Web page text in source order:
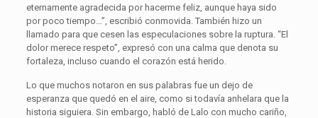
eternamente agradecida por hacerme feliz, aunque haya sido
por poco tiempo…”, escribió conmovida. También hizo un
llamado para que cesen las especulaciones sobre la ruptura. “El
dolor merece respeto”, expresó con una calma que denota su
fortaleza, incluso cuando el corazón está herido.
Lo que muchos notaron en sus palabras fue un dejo de
esperanza que quedó en el aire, como si todavía anhelara que la
historia siguiera. Sin embargo, habló de Lalo con mucho cariño,